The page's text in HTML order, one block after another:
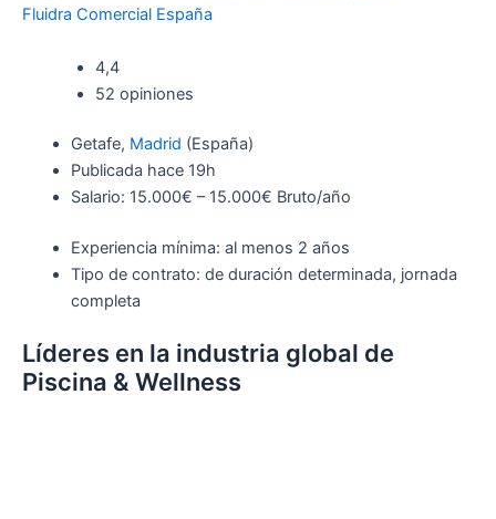
Fluidra Comercial España
4,4
52 opiniones
Getafe, Madrid (España)
Publicada hace 19h
Salario: 15.000€ – 15.000€ Bruto/año
Experiencia mínima: al menos 2 años
Tipo de contrato: de duración determinada, jornada
completa
Líderes en la industria global de
Piscina & Wellness